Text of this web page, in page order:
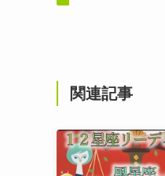
関連記事